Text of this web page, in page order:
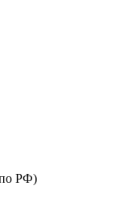
по РФ)